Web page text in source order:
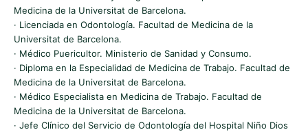
Medicina de la Universitat de Barcelona.
· Licenciada en Odontología. Facultad de Medicina de la
Universitat de Barcelona.
· Médico Puericultor. Ministerio de Sanidad y Consumo.
· Diploma en la Especialidad de Medicina de Trabajo. Facultad de
Medicina de la Universitat de Barcelona.
· Médico Especialista en Medicina de Trabajo. Facultad de
Medicina de la Universitat de Barcelona.
· Jefe Clínico del Servicio de Odontología del Hospital Niño Dios